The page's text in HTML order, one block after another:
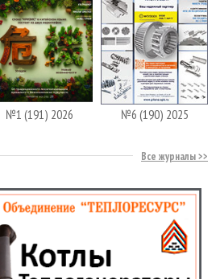
№1 (191) 2026 №6 (190) 2025
Все журналы